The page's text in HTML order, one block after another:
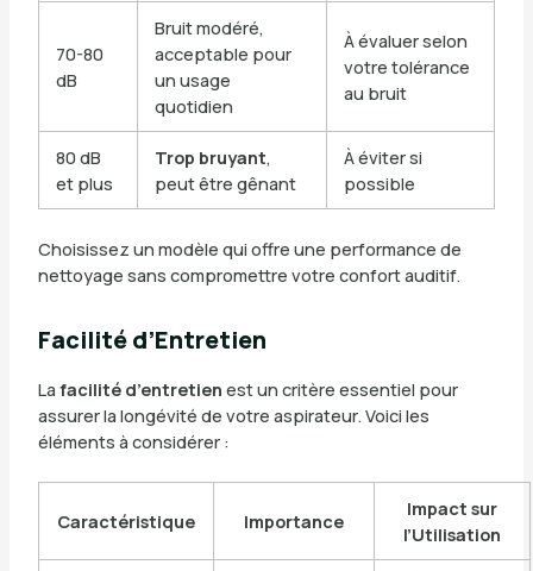
70-80
dB
Bruit modéré,
acceptable pour
un usage
quotidien
À évaluer selon
votre tolérance
au bruit
80 dB
et plus
Trop bruyant,
peut être gênant
À éviter si
possible
Choisissez un modèle qui offre une performance de
nettoyage sans compromettre votre confort auditif.
Facilité d’Entretien
La facilité d’entretien est un critère essentiel pour
assurer la longévité de votre aspirateur. Voici les
éléments à considérer :
Caractéristique Importance
Impact sur
l’Utilisation